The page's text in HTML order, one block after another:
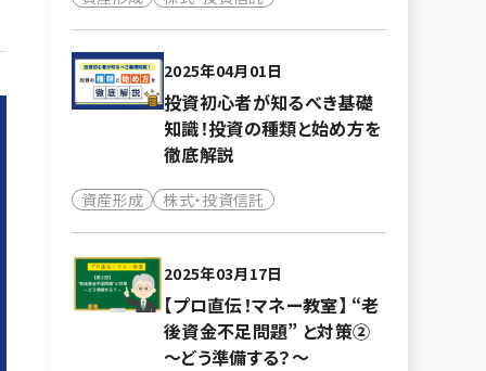
2025年04月01日
投資初心者が知るべき基礎
知識！投資の種類と始め方を
徹底解説
資産形成 株式・投資信託
2025年03月17日
【プロ直伝！マネー教室】 “老
後資金不足問題” と対策②
～どう準備する？～